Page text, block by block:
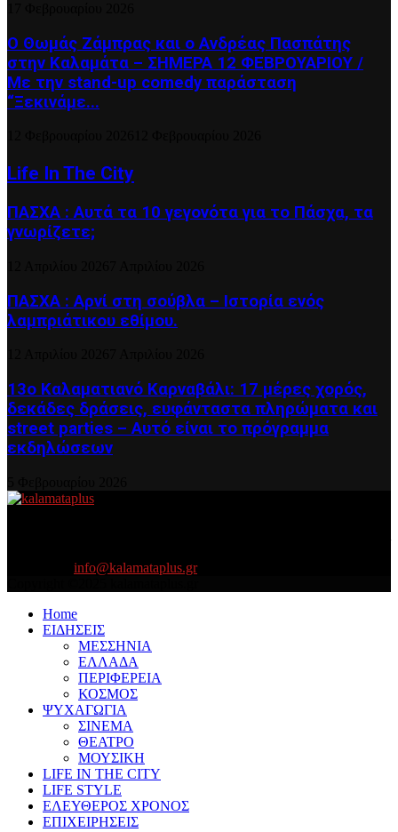
Ο Θωμάς Ζάμπρας και ο Ανδρέας Πασπάτης
στην Καλαμάτα – ΣΗΜΕΡΑ 12 ΦΕΒΡΟΥΑΡΙΟΥ /
Με την stand-up comedy παράσταση
“Ξεκινάμε...
Life In The City
ΠΑΣΧΑ : Αυτά τα 10 γεγονότα για το Πάσχα, τα
γνωρίζετε;
ΠΑΣΧΑ : Αρνί στη σούβλα – Ιστορία ενός
λαμπριάτικου εθίμου.
13ο Καλαματιανό Καρναβάλι: 17 μέρες χορός,
δεκάδες δράσεις, ευφάνταστα πληρώματα και
street parties – Αυτό είναι το πρόγραμμα
εκδηλώσεων
info@kalamataplus.gr
Home
ΕΙΔΗΣΕΙΣ
ΜΕΣΣΗΝΙΑ
ΕΛΛΑΔΑ
ΠΕΡΙΦΕΡΕΙΑ
ΚΟΣΜΟΣ
ΨΥΧΑΓΩΓΙΑ
ΣΙΝΕΜΑ
ΘΕΑΤΡΟ
ΜΟΥΣΙΚΗ
LIFE IN THE CITY
LIFE STYLE
ΕΛΕΥΘΕΡΟΣ ΧΡΟΝΟΣ
ΕΠΙΧΕΙΡΗΣΕΙΣ